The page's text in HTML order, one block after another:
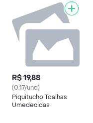
R$ 19,88
(0.17/und)
Piquitucho Toalhas
Umedecidas